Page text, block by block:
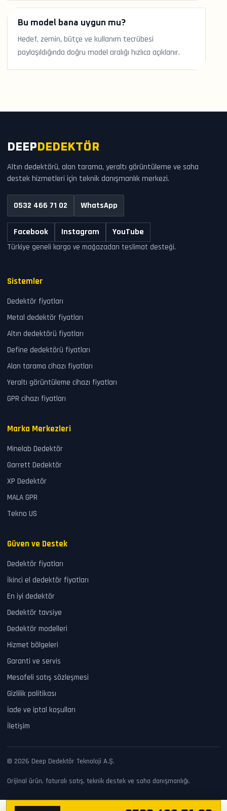
Bu model bana uygun mu?
Hedef, zemin, bütçe ve kullanım tecrübesi
paylaşıldığında doğru model aralığı hızlıca açıklanır.
DEEP DEDEKTÖR
Altın dedektörü, alan tarama, yeraltı görüntüleme ve saha
destek hizmetleri için teknik danışmanlık merkezi.
0532 466 71 02 WhatsApp
Facebook Instagram YouTube
Türkiye geneli kargo ve mağazadan teslimat desteği.
Sistemler
Dedektör fiyatları
Metal dedektör fiyatları
Altın dedektörü fiyatları
Define dedektörü fiyatları
Alan tarama cihazı fiyatları
Yeraltı görüntüleme cihazı fiyatları
GPR cihazı fiyatları
Marka Merkezleri
Minelab Dedektör
Garrett Dedektör
XP Dedektör
MALA GPR
Tekno US
Güven ve Destek
Dedektör fiyatları
İkinci el dedektör fiyatları
En iyi dedektör
Dedektör tavsiye
Dedektör modelleri
Hizmet bölgeleri
Garanti ve servis
Mesafeli satış sözleşmesi
Gizlilik politikası
İade ve iptal koşulları
İletişim
© 2026 Deep Dedektör Teknoloji A.Ş.
Orijinal ürün, faturalı satış, teknik destek ve saha danışmanlığı.